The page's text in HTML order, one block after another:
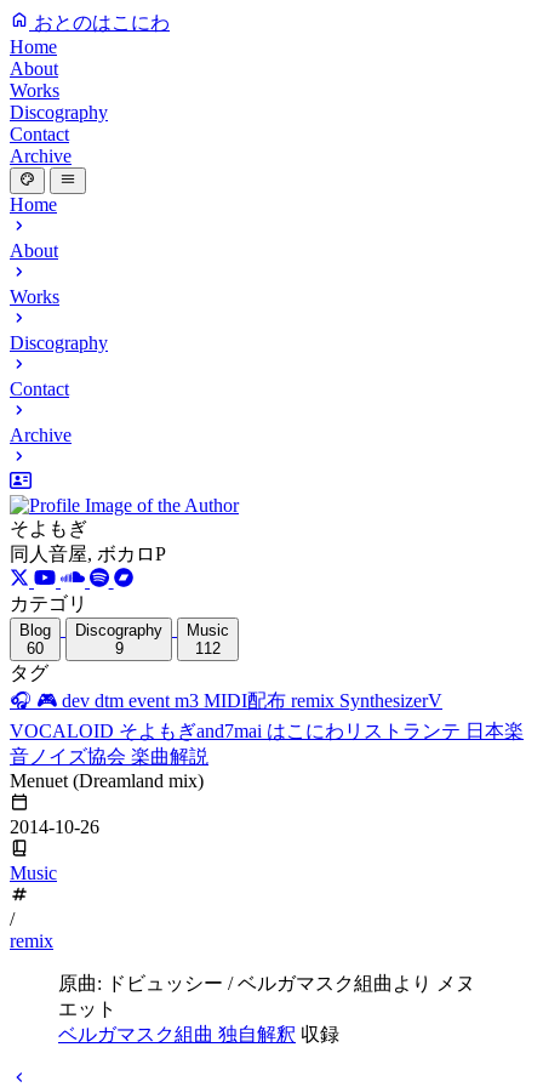
おとのはこにわ
Home
About
Works
Discography
Contact
Archive
Home
About
Works
Discography
Contact
Archive
そよもぎ
同人音屋, ボカロP
カテゴリ
Blog
60
Discography
9
Music
112
タグ
🎧 🎮 dev dtm event m3 MIDI配布 remix SynthesizerV
VOCALOID そよもぎand7mai はこにわリストランテ 日本楽
音ノイズ協会 楽曲解説
Menuet (Dreamland mix)
2014-10-26
Music
/
remix
原曲: ドビュッシー / ベルガマスク組曲より メヌ
エット
ベルガマスク組曲 独自解釈 収録